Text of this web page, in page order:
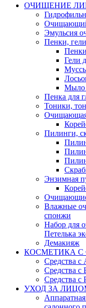
ОЧИЩЕНИЕ
Эмульсия
Пенки,
Гели
Мыло
Пенка для
Тоники,
Очищающая
Пилинги,
Энзимная
Очищающие
Влажные
спонжи
Набор для
Петелька
Демакияж
КОСМЕТИКА
Средства с
Средства с
Средства с
УХОД ЗА